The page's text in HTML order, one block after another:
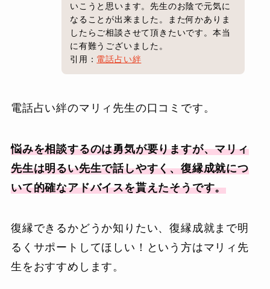
いこうと思います。先生のお陰で元気に
なることが出来ました。また何かありま
したらご相談させて頂きたいです。本当
に有難うございました。
引用： 電話占い絆
電話占い絆のマリィ先生の口コミです。
悩みを相談するのは勇気が要りますが、マリィ
先生は明るい先生で話しやすく、復縁成就につ
いて的確なアドバイスを貰えたそうです。
復縁できるかどうか知りたい、復縁成就まで明
るくサポートしてほしい！という方はマリィ先
生をおすすめします。